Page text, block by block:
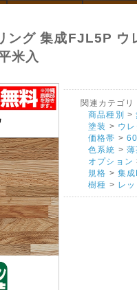
ング 集成FJL5P ウ
米入
関連カテゴリ
商品種別 >
塗装 > ウ
価格帯 >
色系統 >薄
オプション
規格 > 集
樹種 > レ